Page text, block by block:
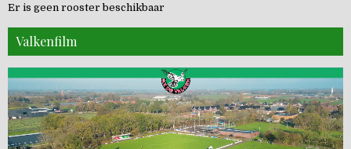
Er is geen rooster beschikbaar
Valkenfilm